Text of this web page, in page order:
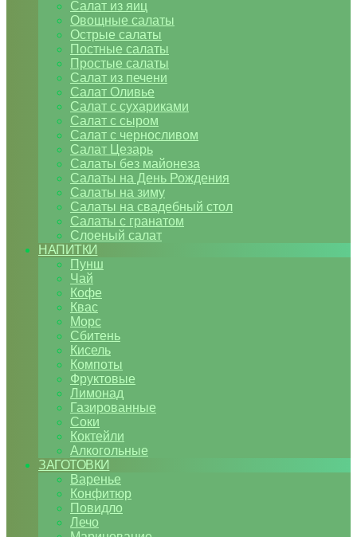
Салат из яиц
Овощные салаты
Острые салаты
Постные салаты
Простые салаты
Салат из печени
Салат Оливье
Салат с сухариками
Салат с сыром
Салат с черносливом
Салат Цезарь
Салаты без майонеза
Салаты на День Рождения
Салаты на зиму
Салаты на свадебный стол
Салаты с гранатом
Слоеный салат
НАПИТКИ
Пунш
Чай
Кофе
Квас
Морс
Сбитень
Кисель
Компоты
Фруктовые
Лимонад
Газированные
Соки
Коктейли
Алкогольные
ЗАГОТОВКИ
Варенье
Конфитюр
Повидло
Лечо